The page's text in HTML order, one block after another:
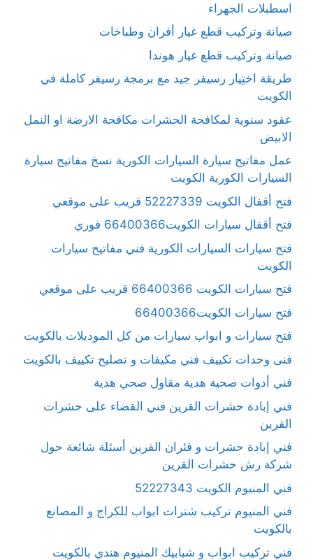
اسطبلات الجهراء
صيانة وتركيب قطع غيار أفران وطباخات
صيانة وتركيب قطع غيار هوندا
طريقة اختِيار رسيفر جيد مع برمجة رسيفر كاملة في
الكويت
عقود سنوية لمكافحة الحشرات مكافحة الارضة او النمل
الابيض
عمل مفاتيح سيارة السيارات الكورية نسخ مفاتيح سيارة
السيارات الكورية الكويت
فتح أقفال الكويت 52227339 قريب على موقعي
فتح أقفال سيارات الكويت66400366 فوري
فتح سيارات السيارات الكورية فني مفاتيح سيارات
الكويت
فتح سيارات الكويت 66400366 قريب على موقعي
فتح سيارات الكويت66400366
فتح سيارات و ابواب سيارات من كل الموديلات بالكويت
فنى وحدات تكييف فني مكيفات و تصليح تكييف بالكويت
فني أدوات صحية هدية مقاول صحي هدية
فني إبادة حشرات القرين فني القضاء على حشرات
القرين
فني إبادة حشرات و فئران القرين أسئلة شائعة حول
شركة رش حشرات القرين
فني المنيوم الكويت 52227343
فني المنيوم تركيب شترات ابواب للكراج و المصانع
بالكويت
فني تركيب ابواب و شبابيك المنيوم هندي بالكويت